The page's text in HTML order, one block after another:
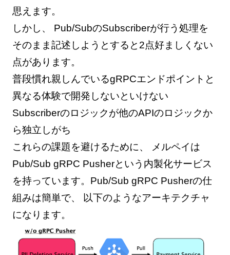
思えます。
しかし、 Pub/SubのSubscriberが行う処理を
そのまま記述しようとすると2点好ましくない
点があります。
普段慣れ親しんでいるgRPCエンドポイントと
異なる体験で開発しないといけない
Subscriberのロジックが他のAPIのロジックか
ら独立しがち
これらの課題を避けるために、 メルペイは
Pub/Sub gRPC Pusherという内製化サービス
を持っています。Pub/Sub gRPC Pusherの仕
組みは簡単で、 以下のようなアーキテクチャ
になります。